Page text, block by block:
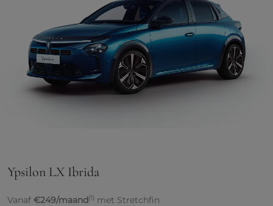
Ypsilon LX Ibrida
Vanaf €249/maand(1) met Stretchfin